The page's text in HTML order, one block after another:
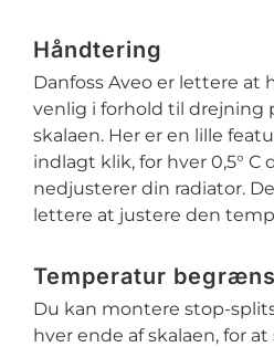
Håndtering
Danfoss Aveo er lettere at
venlig i forhold til drejning
skalaen. Her er en lille
indlagt klik, for hver 0,5° C
nedjusterer din radiator.
lettere at justere den
Temperatur
Du kan montere stop-
hver ende af skalaen, for